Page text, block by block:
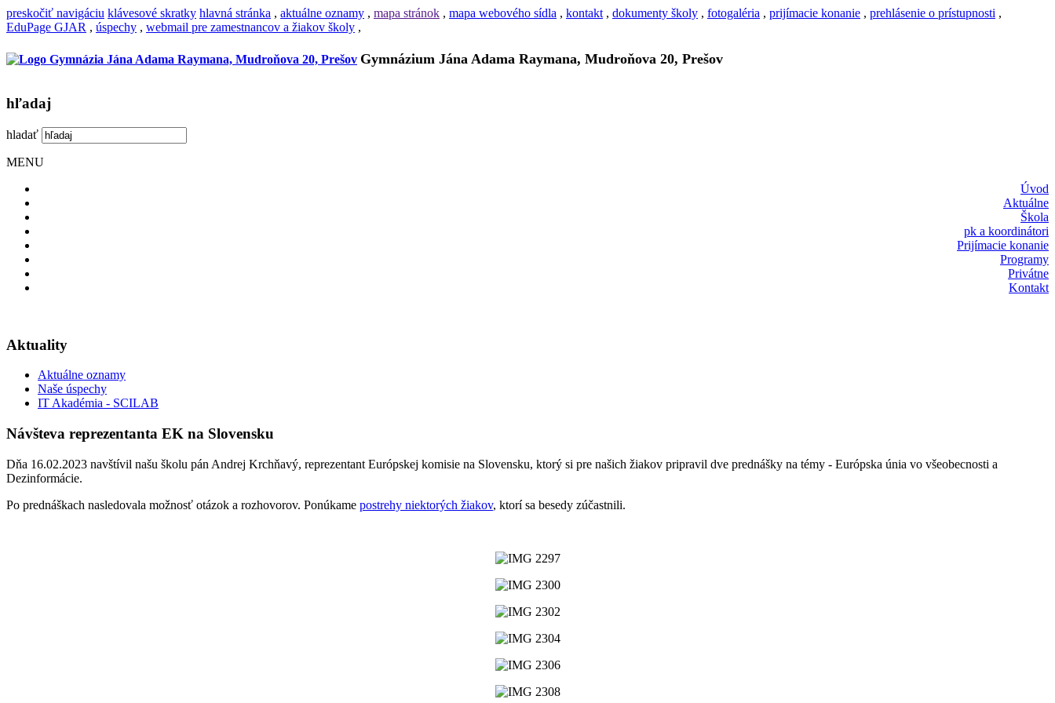
preskočiť navigáciu klávesové skratky hlavná stránka , aktuálne oznamy , mapa stránok , mapa webového sídla , kontakt , dokumenty školy , fotogaléria , prijímacie konanie , prehlásenie o prístupnosti ,
EduPage GJAR , úspechy , webmail pre zamestnancov a žiakov školy ,
Gymnázium Jána Adama Raymana, Mudroňova 20, Prešov
hľadaj
hladať
MENU
Úvod
Aktuálne
Škola
pk a koordinátori
Prijímacie konanie
Programy
Privátne
Kontakt
Aktuality
Aktuálne oznamy
Naše úspechy
IT Akadémia - SCILAB
Návšteva reprezentanta EK na Slovensku
Dňa 16.02.2023 navštívil našu školu pán Andrej Krchňavý, reprezentant Európskej komisie na Slovensku, ktorý si pre našich žiakov pripravil dve prednášky na témy - Európska únia vo všeobecnosti a
Dezinformácie.
Po prednáškach nasledovala možnosť otázok a rozhovorov. Ponúkame postrehy niektorých žiakov, ktorí sa besedy zúčastnili.